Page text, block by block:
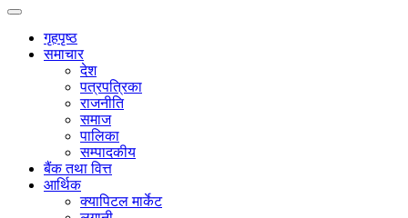
गृहपृष्ठ
समाचार
देश
पत्रपत्रिका
राजनीति
समाज
पालिका
सम्पादकीय
बैंक तथा वित्त
आर्थिक
क्यापिटल मार्केट